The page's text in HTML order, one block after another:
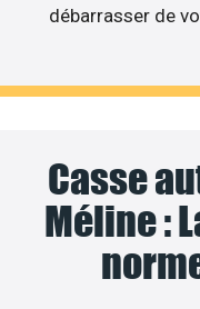
débarrasser de
Casse
Méline :